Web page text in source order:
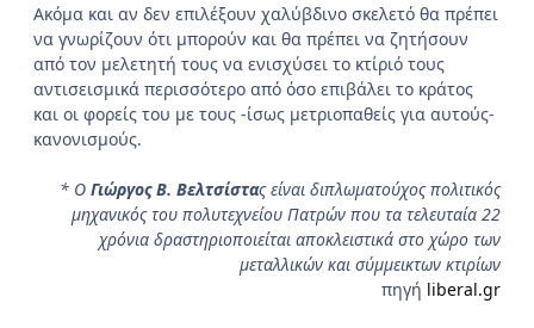
Ακόμα και αν δεν επιλέξουν χαλύβδινο σκελετό θα πρέπει
να γνωρίζουν ότι μπορούν και θα πρέπει να ζητήσουν
από τον μελετητή τους να ενισχύσει το κτίριό τους
αντισεισμικά περισσότερο από όσο επιβάλει το κράτος
και οι φορείς του με τους -ίσως μετριοπαθείς για αυτούς-
κανονισμούς.
* Ο Γιώργος Β. Βελτσίστας είναι διπλωματούχος πολιτικός
μηχανικός του πολυτεχνείου Πατρών που τα τελευταία 22
χρόνια δραστηριοποιείται αποκλειστικά στο χώρο των
μεταλλικών και σύμμεικτων κτιρίων
πηγή liberal.gr